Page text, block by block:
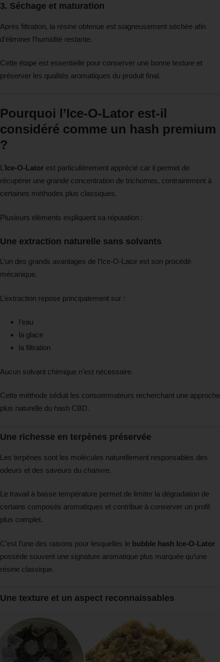
3. Séchage et maturation
Après filtration, la résine obtenue est soigneusement séchée afin
d’éliminer l’humidité restante.
Cette étape est essentielle pour conserver une bonne texture et
préserver les qualités aromatiques du produit final.
Pourquoi l’Ice-O-Lator est-il
considéré comme un hash premium
?
L’Ice-O-Lator est particulièrement apprécié car il permet de
récupérer une grande concentration de trichomes, contrairement à
certaines méthodes plus classiques.
Plusieurs éléments expliquent sa réputation :
Une extraction naturelle sans solvants
L’un des grands avantages de l’Ice-O-Lator est son procédé
mécanique.
L’extraction repose principalement sur :
l’eau
la glace
la filtration
Aucun solvant chimique n’est nécessaire.
Cette méthode séduit les consommateurs recherchant une approche
plus naturelle du hash CBD.
Une richesse en terpènes préservée
Les terpènes sont les molécules naturellement responsables des
odeurs et des saveurs du chanvre.
Le travail à basse température permet de limiter la dégradation de
certains composés aromatiques et contribue à conserver un profil
plus complet.
C’est l’une des raisons pour lesquelles le bubble hash Ice-O-Lator
possède souvent une signature aromatique plus marquée qu’une
résine classique.
Une texture et un aspect reconnaissables